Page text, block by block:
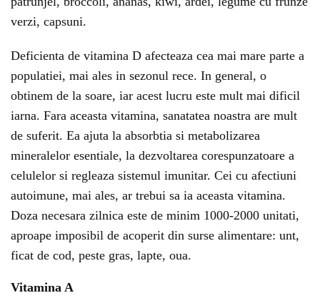
verzi, capsuni.
Deficienta de vitamina D afecteaza cea mai mare parte a
populatiei, mai ales in sezonul rece. In general, o
obtinem de la soare, iar acest lucru este mult mai dificil
iarna. Fara aceasta vitamina, sanatatea noastra are mult
de suferit. Ea ajuta la absorbtia si metabolizarea
mineralelor esentiale, la dezvoltarea corespunzatoare a
celulelor si regleaza sistemul imunitar. Cei cu afectiuni
autoimune, mai ales, ar trebui sa ia aceasta vitamina.
Doza necesara zilnica este de minim 1000-2000 unitati,
aproape imposibil de acoperit din surse alimentare: unt,
ficat de cod, peste gras, lapte, oua.
Vitamina A